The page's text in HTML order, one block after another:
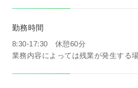
勤務時間
8:30-17:30 休憩60分
業務内容によっては残業が発生する